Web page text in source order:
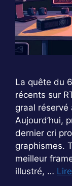
La quête du
récents sur
graal
Aujourd’hui,
dernier cri
graphismes.
meilleur
illustré, …